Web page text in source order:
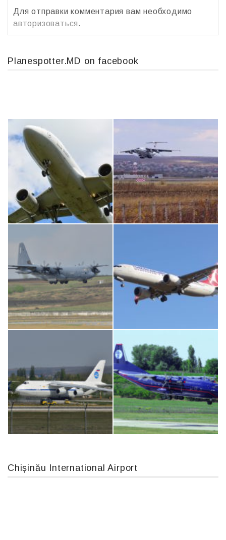
Для отправки комментария вам необходимо
авторизоваться.
Planespotter.MD on facebook
Airbus A319-114 D-AILN, Lufthansa, Франкфурт-Кишинев, 24/06/18
Boeing 737 MAX 8, TC-LCC
Chișinău International Airport